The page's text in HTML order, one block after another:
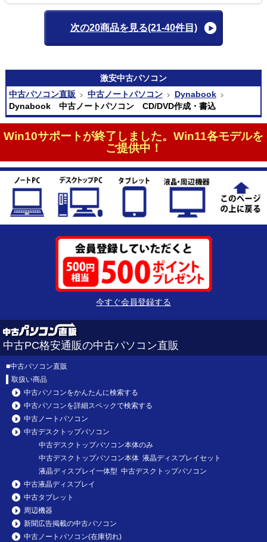
次の20商品を見る(21-40件目)
激安中古パソコン
中古パソコン直販
中古ノートパソコン
Dynabook
Dynabook 中古ノートパソコン CD/DVD作成・書込
Win10サポートが終了しました。Win11各モデルを
ご提供中！
今すぐ会員登録する
中古PC格安通販の中古パソコン直販
■中古パソコン直販
取扱い商品
中古パソコンをかんたんに検索する
中古パソコンを詳細スペックで検索する
中古ノートパソコン
中古デスクトップパソコン
中古デスクトップパソコン本体のみ
中古デスクトップパソコン本体 液晶ディスプレイセット
液晶ディスプレイ一体型 中古デスクトップパソコン
中古液晶ディスプレイ
中古タブレット
周辺機器
新聞広告掲載の中古パソコン
中古ノートパソコン(在庫切れ)